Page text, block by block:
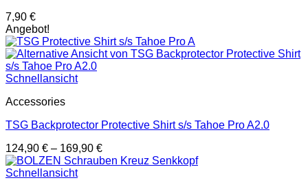
7,90 €
Angebot!
Schnellansicht
Accessories
TSG Backprotector Protective Shirt s/s Tahoe Pro A2.0
124,90 € – 169,90 €
Schnellansicht